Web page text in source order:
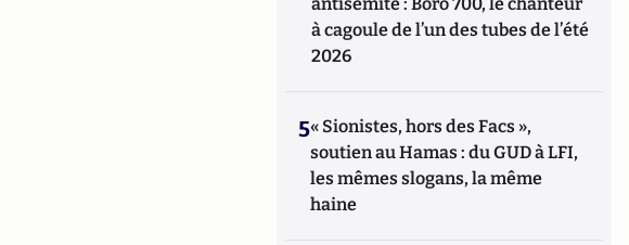
à cagoule de l’un des tubes de l’été
2026
5« Sionistes, hors des Facs »,
soutien au Hamas : du GUD à LFI,
les mêmes slogans, la même
haine